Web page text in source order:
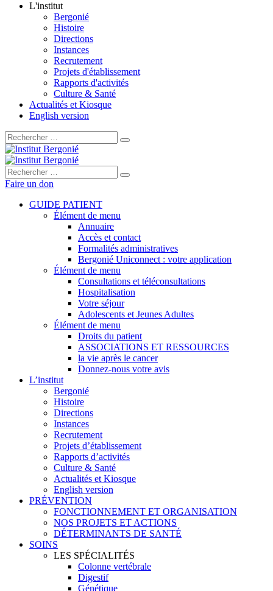
L'institut
Bergonié
Histoire
Directions
Instances
Recrutement
Projets d'établissement
Rapports d'activités
Culture & Santé
Actualités et Kiosque
English version
Rechercher :
Rechercher :
Faire un don
GUIDE PATIENT
Élément de menu
Annuaire
Accès et contact
Formalités administratives
Bergonié Uniconnect : votre application
Élément de menu
Consultations et téléconsultations
Hospitalisation
Votre séjour
Adolescents et Jeunes Adultes
Élément de menu
Droits du patient
ASSOCIATIONS ET RESSOURCES
la vie après le cancer
Donnez-nous votre avis
L’institut
Bergonié
Histoire
Directions
Instances
Recrutement
Projets d’établissement
Rapports d’activités
Culture & Santé
Actualités et Kiosque
English version
PRÉVENTION
FONCTIONNEMENT ET ORGANISATION
NOS PROJETS ET ACTIONS
DÉTERMINANTS DE SANTÉ
SOINS
LES SPÉCIALITÉS
Colonne vertébrale
Digestif
Génétique